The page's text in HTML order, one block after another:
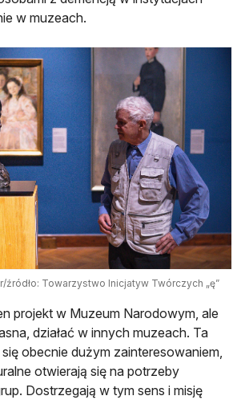
w muzeach.
źródło: Towarzystwo Inicjatyw Twórczych „ę”
projekt w Muzeum Narodowym, ale
działać w innych muzeach. Ta
obecnie dużym zainteresowaniem,
otwierają się na potrzeby
Dostrzegają w tym sens i misję